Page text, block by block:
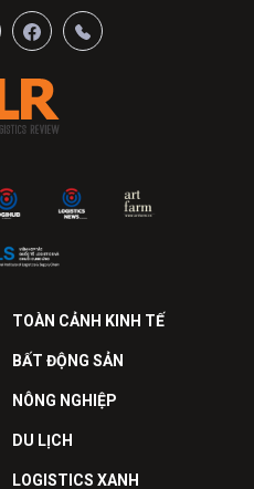
TOÀN CẢNH KINH TẾ
BẤT ĐỘNG SẢN
NÔNG NGHIỆP
DU LỊCH
LOGISTICS XANH